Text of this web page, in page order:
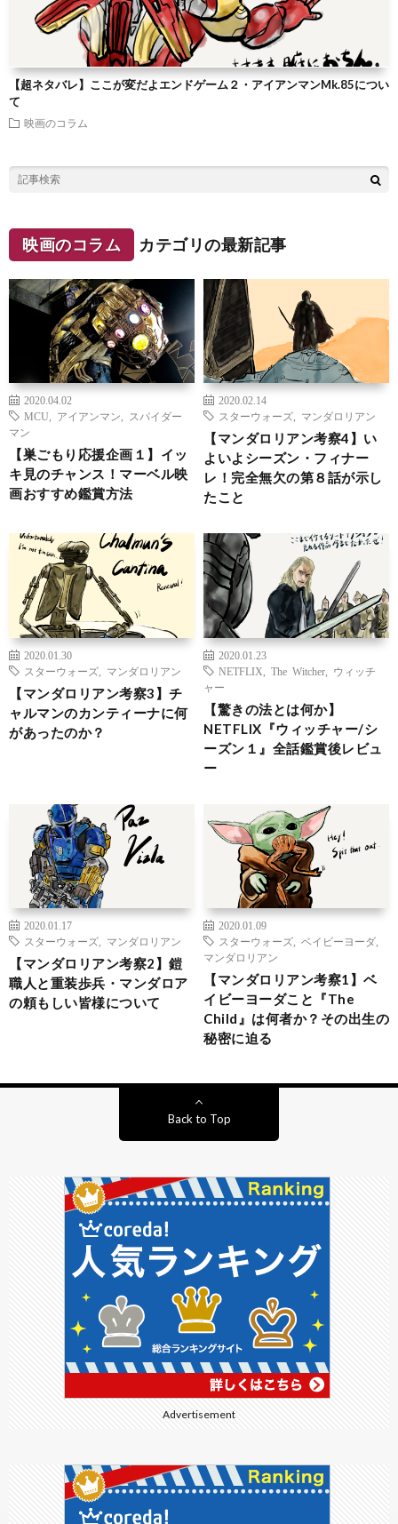
【超ネタバレ】ここが変だよエンドゲーム２・アイアンマンMk.85につい
て
映画のコラム
映画のコラム カテゴリの最新記事
2020.04.02
MCU
アイアンマン
スパイダー
マン
【巣ごもり応援企画１】イッ
キ見のチャンス！マーベル映
画おすすめ鑑賞方法
2020.02.14
スターウォーズ
マンダロリアン
【マンダロリアン考察4】い
よいよシーズン・フィナー
レ！完全無欠の第８話が示し
たこと
2020.01.30
スターウォーズ
マンダロリアン
【マンダロリアン考察3】チ
ャルマンのカンティーナに何
があったのか？
2020.01.23
NETFLIX
The Witcher
ウィッチ
ャー
【驚きの法とは何か】
NETFLIX『ウィッチャー/シ
ーズン１』全話鑑賞後レビュ
ー
2020.01.17
スターウォーズ
マンダロリアン
【マンダロリアン考察2】鎧
職人と重装歩兵・マンダロア
の頼もしい皆様について
2020.01.09
スターウォーズ
ベイビーヨーダ
マンダロリアン
【マンダロリアン考察1】ベ
イビーヨーダこと『The
Child』は何者か？その出生の
秘密に迫る
Back to Top
Advertisement